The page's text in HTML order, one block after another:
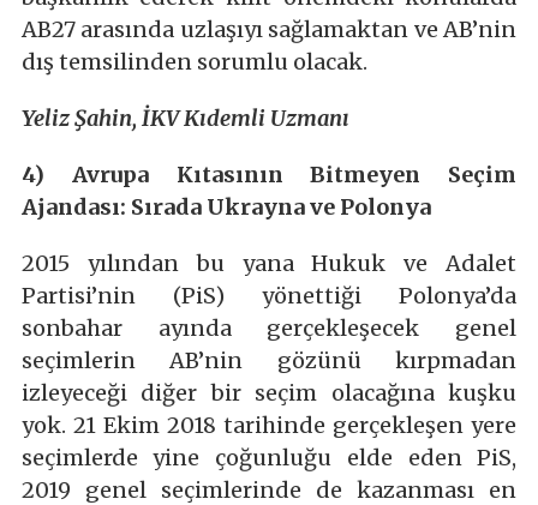
AB27 arasında uzlaşıyı sağlamaktan ve AB’nin
dış temsilinden sorumlu olacak.
Yeliz Şahin, İKV Kıdemli Uzmanı
4) Avrupa Kıtasının Bitmeyen Seçim
Ajandası: Sırada Ukrayna ve Polonya
2015 yılından bu yana Hukuk ve Adalet
Partisi’nin (PiS) yönettiği Polonya’da
sonbahar ayında gerçekleşecek genel
seçimlerin AB’nin gözünü kırpmadan
izleyeceği diğer bir seçim olacağına kuşku
yok. 21 Ekim 2018 tarihinde gerçekleşen yere
seçimlerde yine çoğunluğu elde eden PiS,
2019 genel seçimlerinde de kazanması en